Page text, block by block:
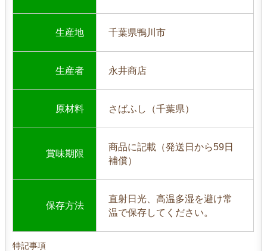
生産地 千葉県鴨川市
生産者 永井商店
原材料 さばふし（千葉県）
賞味期限
商品に記載（発送日から59日
補償）
保存方法
直射日光、高温多湿を避け常
温で保存してください。
特記事項